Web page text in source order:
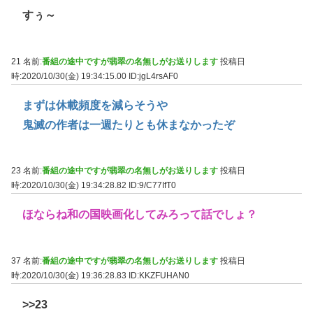
すぅ～
21 名前:番組の途中ですが翡翠の名無しがお送りします 投稿日
時:2020/10/30(金) 19:34:15.00 ID:jgL4rsAF0
まずは休載頻度を減らそうや
鬼滅の作者は一週たりとも休まなかったぞ
23 名前:番組の途中ですが翡翠の名無しがお送りします 投稿日
時:2020/10/30(金) 19:34:28.82
ID:9/C77IfT0
ほならね和の国映画化してみろって話でしょ？
37 名前:番組の途中ですが翡翠の名無しがお送りします 投稿日
時:2020/10/30(金) 19:36:28.83 ID:KKZFUHAN0
>>23